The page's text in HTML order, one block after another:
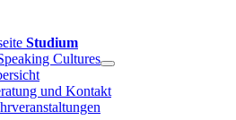
Studium
Cultures
und Kontakt